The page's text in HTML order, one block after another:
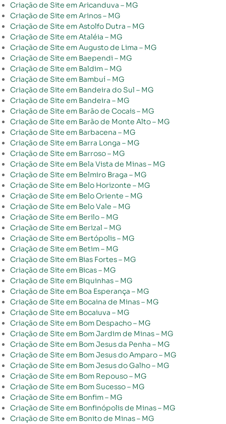
Criação de Site em Aricanduva – MG
Criação de Site em Arinos – MG
Criação de Site em Astolfo Dutra – MG
Criação de Site em Ataléia – MG
Criação de Site em Augusto de Lima – MG
Criação de Site em Baependi – MG
Criação de Site em Baldim – MG
Criação de Site em Bambuí – MG
Criação de Site em Bandeira do Sul – MG
Criação de Site em Bandeira – MG
Criação de Site em Barão de Cocais – MG
Criação de Site em Barão de Monte Alto – MG
Criação de Site em Barbacena – MG
Criação de Site em Barra Longa – MG
Criação de Site em Barroso – MG
Criação de Site em Bela Vista de Minas – MG
Criação de Site em Belmiro Braga – MG
Criação de Site em Belo Horizonte – MG
Criação de Site em Belo Oriente – MG
Criação de Site em Belo Vale – MG
Criação de Site em Berilo – MG
Criação de Site em Berizal – MG
Criação de Site em Bertópolis – MG
Criação de Site em Betim – MG
Criação de Site em Bias Fortes – MG
Criação de Site em Bicas – MG
Criação de Site em Biquinhas – MG
Criação de Site em Boa Esperança – MG
Criação de Site em Bocaina de Minas – MG
Criação de Site em Bocaiuva – MG
Criação de Site em Bom Despacho – MG
Criação de Site em Bom Jardim de Minas – MG
Criação de Site em Bom Jesus da Penha – MG
Criação de Site em Bom Jesus do Amparo – MG
Criação de Site em Bom Jesus do Galho – MG
Criação de Site em Bom Repouso – MG
Criação de Site em Bom Sucesso – MG
Criação de Site em Bonfim – MG
Criação de Site em Bonfinópolis de Minas – MG
Criação de Site em Bonito de Minas – MG